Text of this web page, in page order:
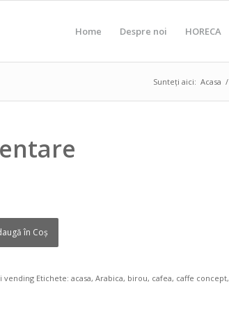
Home Despre noi HORECA
Sunteți aici: Acasa /
în Coș
vending Etichete:acasa,Arabica, birou, cafea, caffe concept,